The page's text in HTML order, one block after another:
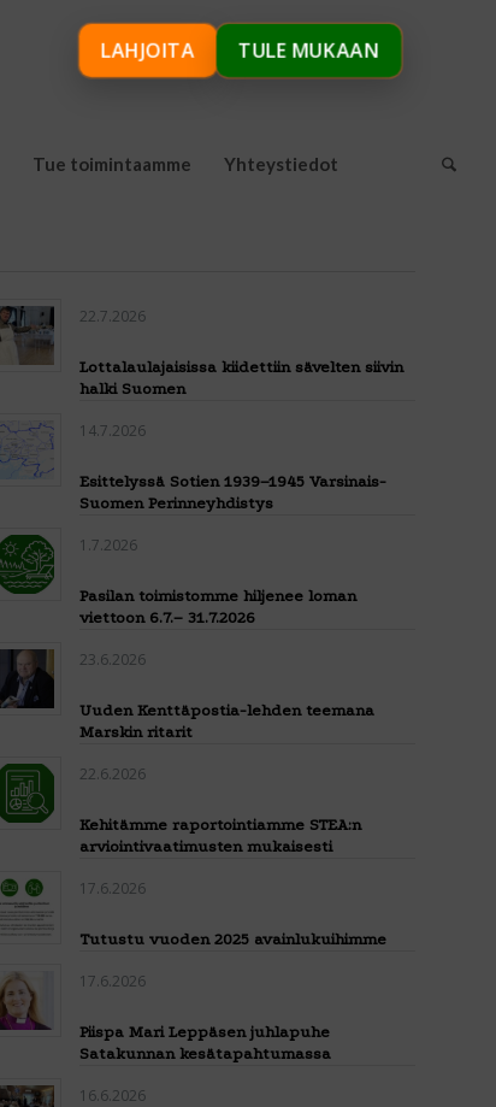
Tue toimintaamme Yhteystiedot
22.7.2026
Lottalaulajaisissa kiidettiin sävelten siivin
halki Suomen
14.7.2026
Esittelyssä Sotien 1939–1945 Varsinais-
Suomen Perinneyhdistys
1.7.2026
Pasilan toimistomme hiljenee loman
viettoon 6.7.– 31.7.2026
23.6.2026
Uuden Kenttäpostia-lehden teemana
Marskin ritarit
22.6.2026
Kehitämme raportointiamme STEA:n
arviointivaatimusten mukaisesti
17.6.2026
Tutustu vuoden 2025 avainlukuihimme
17.6.2026
Piispa Mari Leppäsen juhlapuhe
Satakunnan kesätapahtumassa
16.6.2026
LAHJOITA TULE MUKAAN